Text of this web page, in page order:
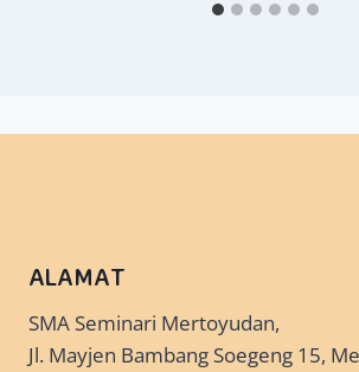
ALAMAT
SMA Seminari Mertoyudan,
Jl. Mayjen Bambang Soegeng 15,